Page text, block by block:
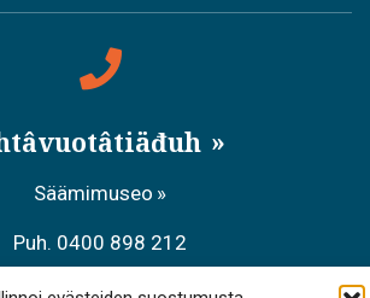
Säämimuseo
Puh. 0400 898 212
Meccihaldâttâs